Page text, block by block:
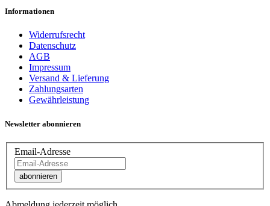
Informationen
Widerrufsrecht
Datenschutz
AGB
Impressum
Versand & Lieferung
Zahlungsarten
Gewährleistung
Newsletter abonnieren
Email-Adresse
abonnieren